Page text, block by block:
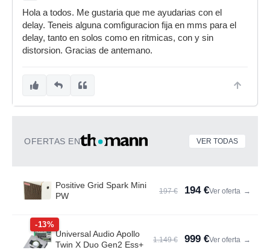
Hola a todos. Me gustaria que me ayudarias con el
delay. Teneis alguna comfiguracion fija en mms para el
delay, tanto en solos como en ritmicas, con y sin
distorsion. Gracias de antemano.
OFERTAS EN VER TODAS
Positive Grid Spark Mini
PW
197 € 194 €Ver oferta →
-13%
Universal Audio Apollo
Twin X Duo Gen2 Ess+
1.149 € 999 €Ver oferta →